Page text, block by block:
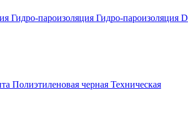
Гидро-пароизоляция Гидро-пароизоляция D
Полиэтиленовая черная Техническая